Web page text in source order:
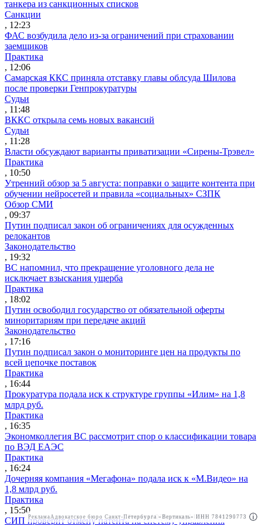
Реклама АО"Право.ру" ИНН: 7708095468
танкера из санкционных списков
Санкции
, 12:23
ФАС возбудила дело из-за ограничений при страховании
заемщиков
Практика
, 12:06
Самарская ККС приняла отставку главы облсуда Шилова
после проверки Генпрокуратуры
Судьи
, 11:48
ВККС открыла семь новых вакансий
Судьи
, 11:28
Власти обсуждают варианты приватизации «Сирены-Трэвел»
Практика
, 10:50
Утренний обзор за 5 августа: поправки о защите контента при
обучении нейросетей и правила «социальных» СЗПК
Обзор СМИ
, 09:37
Путин подписал закон об ограничениях для осужденных
релокантов
Законодательство
, 19:32
ВС напомнил, что прекращение уголовного дела не
исключает взыскания ущерба
Практика
, 18:02
Путин освободил государство от обязательной оферты
миноритариям при передаче акций
Законодательство
, 17:16
Путин подписал закон о мониторинге цен на продукты по
всей цепочке поставок
Практика
, 16:44
Прокуратура подала иск к структуре группы «Илим» на 1,8
млрд руб.
Практика
, 16:35
Экономколлегия ВС рассмотрит спор о классификации товара
по ВЭД ЕАЭС
Практика
, 16:24
Дочерняя компания «Мегафона» подала иск к «М.Видео» на
1,8 млрд руб.
Практика
, 15:50
СИП проверит отмену патента на систему управления
Реклама Адвокатское бюро Санкт-Петербурга «Вертикаль» ИНН 7841290773